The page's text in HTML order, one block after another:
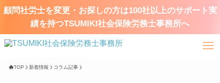
顧問社労士を変更・お探しの方は100社以上のサポート実
績を持つTSUMIKI社会保険労務士事務所へ
TOP 新着情報 コラム記事